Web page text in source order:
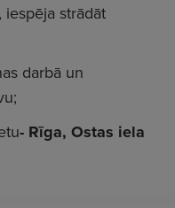
strādāt
darbā un
- Rīga, Ostas iela